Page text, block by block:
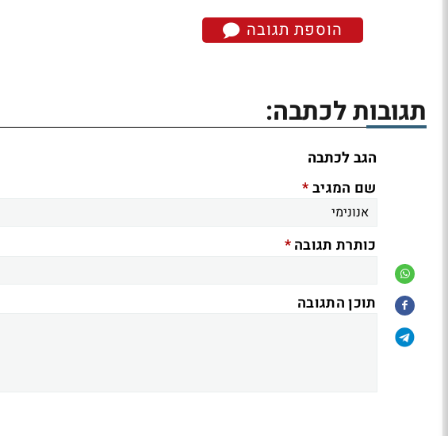
הוספת תגובה
תגובות לכתבה:
הגב לכתבה
שם המגיב*
כותרת תגובה*
תוכן התגובה